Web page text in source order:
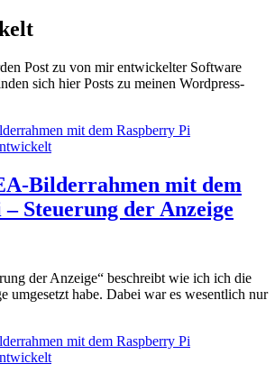
Post zu von mir entwickelter Software
sich hier Posts zu meinen Wordpress-
Bilderrahmen mit dem
Steuerung der Anzeige
der Anzeige“ beschreibt wie ich ich die
umgesetzt habe. Dabei war es wesentlich nur